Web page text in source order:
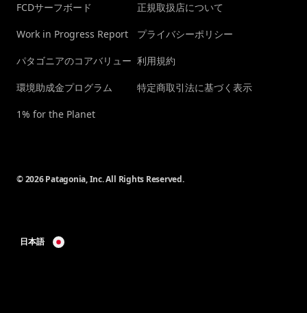
FCDサーフボード
Work in Progress Report
パタゴニアのコアバリュー
環境助成金プログラム
1% for the Planet
正規取扱店について
プライバシーポリシー
利用規約
特定商取引法に基づく表示
© 2026 Patagonia, Inc. All Rights Reserved.
日本語